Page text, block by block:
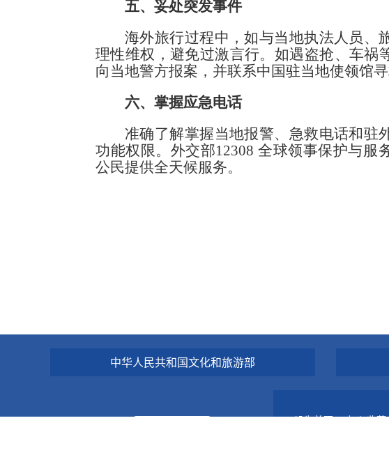
五、妥处突发事件
海外旅行过程中，如与当地执法人员、
理性维权，避免过激言行。如遇盗抢、车祸
向当地警方报案，并联系中国驻当地使领馆寻
六、掌握应急电话
准确了解掌握当地报警、急救电话和驻
功能权限。外交部12308 全球领事保护与服
公民提供全天候服务。
中华人民共和国文化和旅游部
设为首页 加入收藏